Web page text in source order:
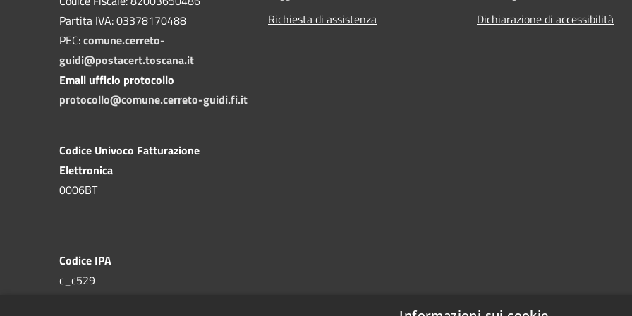
Partita IVA: 03378170488
PEC:comune.cerreto-
guidi@postacert.toscana.it
Email ufficio protocollo
protocollo@comune.cerreto-guidi.fi.it
Codice Univoco Fatturazione
Elettronica
0006BT
Codice IPA
c_c529
Richiesta di assistenza
Dichiarazione di accessibilità